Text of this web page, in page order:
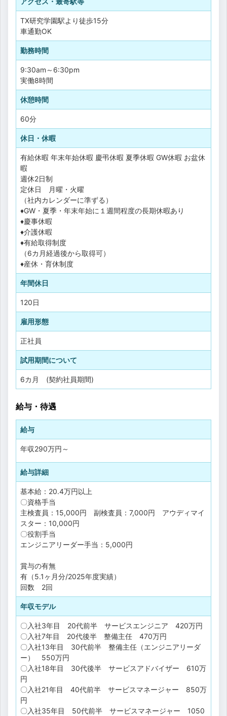
TX研究学園駅より徒歩15分
車通勤OK
勤務時間
9:30am～6:30pm
実働8時間
休憩時間
60分
休日・休暇
有給休暇 年末年始休暇 慶弔休暇 夏季休暇 GW休暇 お盆休
暇
週休2日制
定休日 月曜・火曜
（社内カレンダーに準ずる）
♦GW・夏季・年末年始に１週間程度の長期休暇あり
♦慶事休暇
♦介護休暇
♦有給取得制度
（6カ月経過後から取得可）
♦産休・育休制度
年間休日
120日
雇用形態
正社員
試用期間について
6カ月 (契約社員期間)
給与・待遇
給与
年収290万円 ～
給与詳細
基本給：20.4万円以上
〇資格手当
主検査員：15,000円 副検査員：7,000円 アウディマイ
スター：10,000円
〇役割手当
エンジニアリーダー手当：5,000円
賞与の有無
有（5.1ヶ月分/2025年度実績）
回数 2回
年収モデル
〇入社3年目 20代前半 サービスエンジニア 420万円
〇入社7年目 20代後半 整備主任 470万円
〇入社13年目 30代前半 整備主任（エンジニアリーダ
ー） 550万円
〇入社18年目 30代後半 サービスアドバイザー 610万
円
〇入社21年目 40代前半 サービスマネージャー 850万
円
〇入社35年目 50代前半 サービスマネージャー 1050